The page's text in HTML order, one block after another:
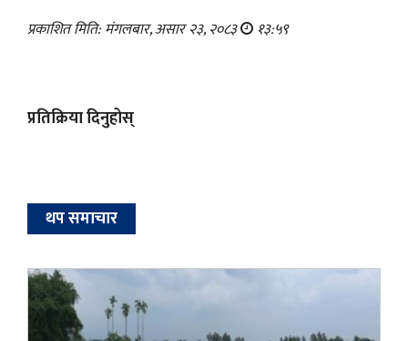
प्रकाशित मिति: मंगलबार, असार २३, २०८३ १३:५९
प्रतिक्रिया दिनुहोस्
थप समाचार